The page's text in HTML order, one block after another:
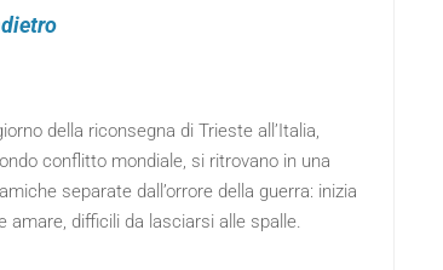
della riconsegna di Trieste all’Italia,
conflitto mondiale, si ritrovano in una
separate dall’orrore della guerra: inizia
amare, difficili da lasciarsi alle spalle.